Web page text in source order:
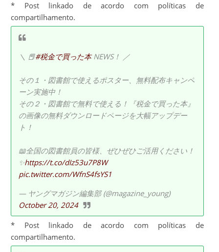
* Post linkado de acordo com políticas de
compartilhamento.
＼ 📕#税金で買った本NEWS！ ／
その１・図書館で使えるポスター、無料配布キャンペ
ーン実施中！
その２・図書館で無料で使える！『税金で買った本』
の画像の無料ダウンロードページを大幅アップデー
ト！
📖全国の図書館員の皆様、ぜひぜひご活用ください！
✨️https://t.co/dIz53u7P8W
pic.twitter.com/WfnS4fsYS1
— ヤングマガジン編集部 (@magazine_young)
October 20, 2024
* Post linkado de acordo com políticas de
compartilhamento.